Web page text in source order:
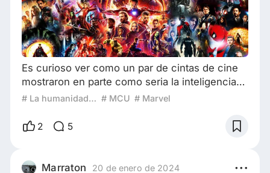
Es curioso ver como un par de cintas de cine
mostraron en parte como seria la inteligencia
artificial hoy en día. Películas que se remontan
increíble ver que realmente dio justo en el
areas teóricas y practicas, pudiendo resolver
# La humanidad según la ciencia ficción # MCU # Marvel
2 5
Marraton 20 de enero de 2024